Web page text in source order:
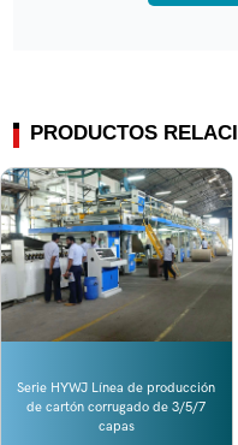
PRODUCTOS
Serie HYWJ Línea de producción
de cartón corrugado de 3/5/7
capas